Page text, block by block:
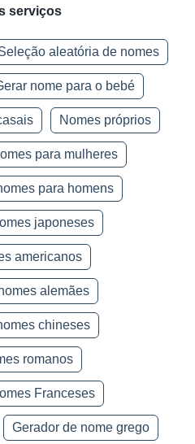
serviços
aleatória de nomes
nome para o bebé
Nomes próprios
para mulheres
para homens
japoneses
americanos
alemães
chineses
romanos
Franceses
Gerador de nome grego